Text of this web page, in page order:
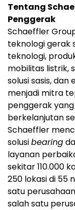
Tentang
Penggerak
Schaeffler
teknologi gerak
teknologi,
mobilitas listrik,
solusi sasis,
menjadi mitra
penggerak
berkelanjutan
Schaeffler
solusibearing
layanan
sekitar 110.000
250 lokasi di 55
satu
salah satu